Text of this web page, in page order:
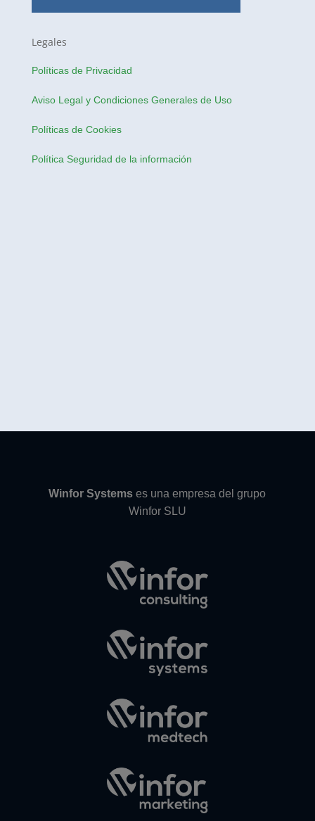
Legales
Políticas de Privacidad
Aviso Legal y Condiciones Generales de Uso
Políticas de Cookies
Política Seguridad de la información
Winfor Systems es una empresa del grupo
Winfor SLU